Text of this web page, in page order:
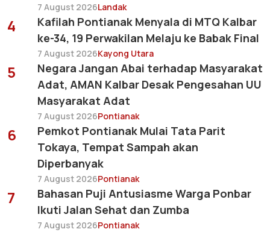
7 August 2026Landak
4
Kafilah Pontianak Menyala di MTQ Kalbar
ke-34, 19 Perwakilan Melaju ke Babak Final
7 August 2026Kayong Utara
5
Negara Jangan Abai terhadap Masyarakat
Adat, AMAN Kalbar Desak Pengesahan UU
Masyarakat Adat
7 August 2026Pontianak
6
Pemkot Pontianak Mulai Tata Parit
Tokaya, Tempat Sampah akan
Diperbanyak
7 August 2026Pontianak
7
Bahasan Puji Antusiasme Warga Ponbar
Ikuti Jalan Sehat dan Zumba
7 August 2026Pontianak